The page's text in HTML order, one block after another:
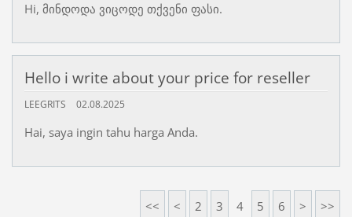
Hi, მინდოდა ვიცოდე თქვენი ფასი.
Hello i write about your price for reseller
LEEGRITS 02.08.2025
Hai, saya ingin tahu harga Anda.
<< < 2 3 4 5 6 > >>